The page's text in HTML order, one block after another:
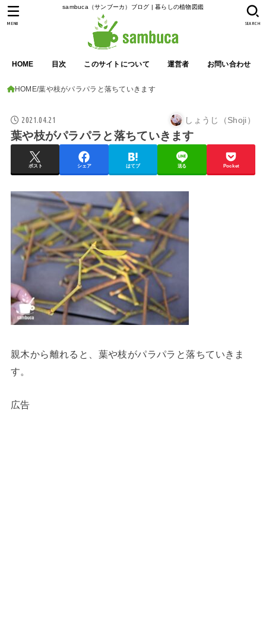
sambuca（サンブーカ）ブログ | 暮らしの植物図鑑
HOME 目次 このサイトについて 運営者 お問い合わせ
SEARCH
MENU
HOME 葉や枝がパラパラと落ちていきます
2021.04.21 しょうじ（Shoji）
葉や枝がパラパラと落ちていきます
ポスト シェア はてブ 送る Pocket
親木から離れると、葉や枝がパラパラと落ちていきま
す。
広告